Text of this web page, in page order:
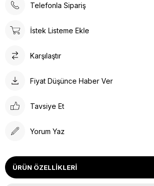
Telefonla Sipariş
İstek Listeme Ekle
Karşılaştır
Fiyat Düşünce Haber Ver
Tavsiye Et
Yorum Yaz
ÜRÜN ÖZELLIKLERI